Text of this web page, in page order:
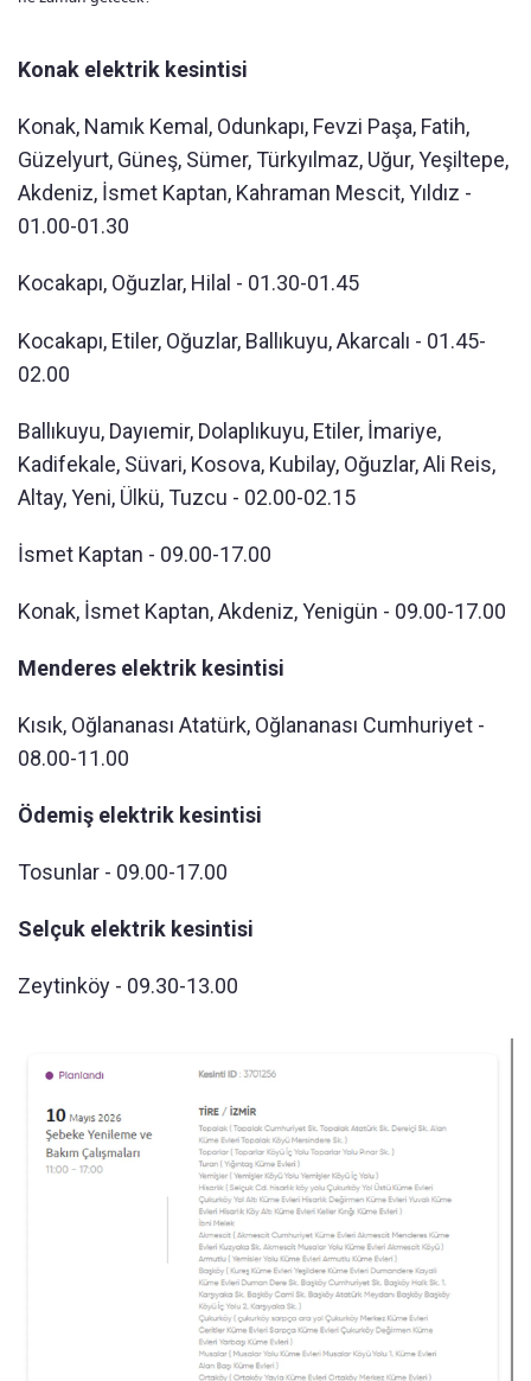
Konak elektrik kesintisi
Konak, Namık Kemal, Odunkapı, Fevzi Paşa, Fatih,
Güzelyurt, Güneş, Sümer, Türkyılmaz, Uğur, Yeşiltepe,
Akdeniz, İsmet Kaptan, Kahraman Mescit, Yıldız -
01.00-01.30
Kocakapı, Oğuzlar, Hilal - 01.30-01.45
Kocakapı, Etiler, Oğuzlar, Ballıkuyu, Akarcalı - 01.45-
02.00
Ballıkuyu, Dayıemir, Dolaplıkuyu, Etiler, İmariye,
Kadifekale, Süvari, Kosova, Kubilay, Oğuzlar, Ali Reis,
Altay, Yeni, Ülkü, Tuzcu - 02.00-02.15
İsmet Kaptan - 09.00-17.00
Konak, İsmet Kaptan, Akdeniz, Yenigün - 09.00-17.00
Menderes elektrik kesintisi
Kısık, Oğlananası Atatürk, Oğlananası Cumhuriyet -
08.00-11.00
Ödemiş elektrik kesintisi
Tosunlar - 09.00-17.00
Selçuk elektrik kesintisi
Zeytinköy - 09.30-13.00